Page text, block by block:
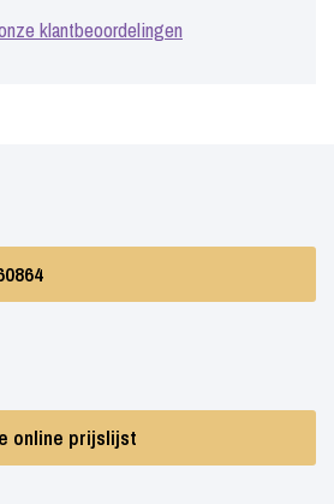
klantbeoordelingen
online prijslijst